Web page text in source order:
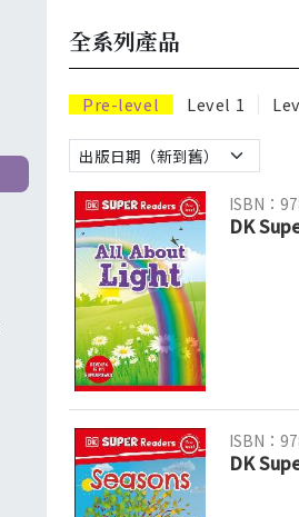
全系列產品
Pre-level Level 1
ISBN：
DK
ISBN：
DK